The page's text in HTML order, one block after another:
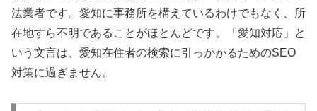
法業者です。愛知に事務所を構えているわけでもなく、所
在地すら不明であることがほとんどです。「愛知対応」と
いう文言は、愛知在住者の検索に引っかかるためのSEO
対策に過ぎません。